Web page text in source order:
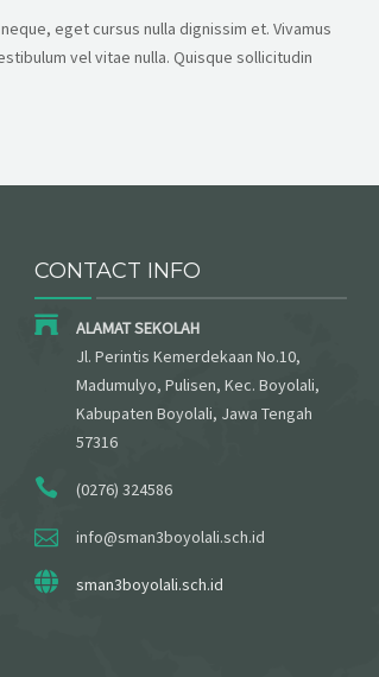
eget cursus nulla dignissim et. Vivamus
vel vitae nulla. Quisque sollicitudin
CONTACT INFO
ALAMAT SEKOLAH
Jl. Perintis Kemerdekaan No.10,
Madumulyo, Pulisen, Kec. Boyolali,
Kabupaten Boyolali, Jawa Tengah
57316
(0276) 324586
info@sman3boyolali.sch.id
sman3boyolali.sch.id